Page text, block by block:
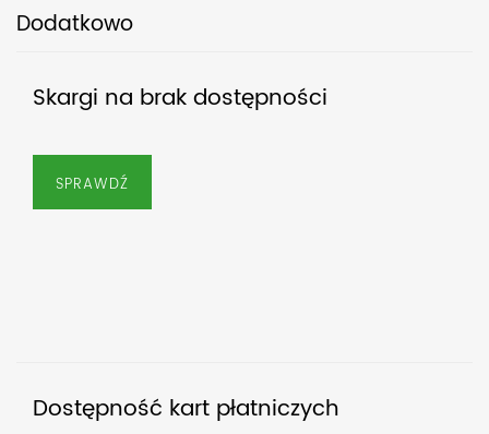
Dodatkowo
Skargi na brak dostępności
SPRAWDŹ
Dostępność kart płatniczych